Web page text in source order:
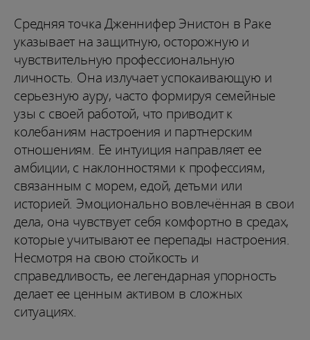
Средняя точка Дженнифер Энистон в Раке
указывает на защитную, осторожную и
чувствительную профессиональную
личность. Она излучает успокаивающую и
серьезную ауру, часто формируя семейные
узы с своей работой, что приводит к
колебаниям настроения и партнерским
отношениям. Ее интуиция направляет ее
амбиции, с наклонностями к профессиям,
связанным с морем, едой, детьми или
историей. Эмоционально вовлечённая в свои
дела, она чувствует себя комфортно в средах,
которые учитывают ее перепады настроения.
Несмотря на свою стойкость и
справедливость, ее легендарная упорность
делает ее ценным активом в сложных
ситуациях.